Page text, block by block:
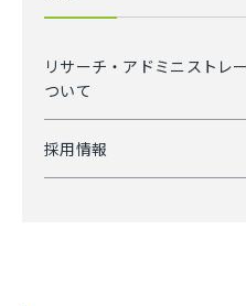
リサーチ・アドミニストレ
ついて
採用情報